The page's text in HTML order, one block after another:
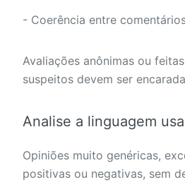
- Coerência entre
Avaliações anônimas ou
suspeitos devem ser
Analise a linguagem
Opiniões muito genéricas,
positivas ou negativas, sem